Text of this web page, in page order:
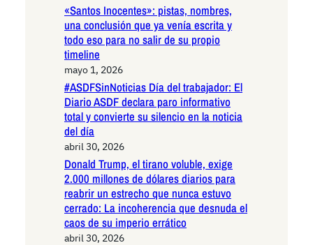
«Santos Inocentes»: pistas, nombres,
una conclusión que ya venía escrita y
todo eso para no salir de su propio
timeline
mayo 1, 2026
#ASDFSinNoticias Día del trabajador: El
Diario ASDF declara paro informativo
total y convierte su silencio en la noticia
del día
abril 30, 2026
Donald Trump, el tirano voluble, exige
2.000 millones de dólares diarios para
reabrir un estrecho que nunca estuvo
cerrado: La incoherencia que desnuda el
caos de su imperio errático
abril 30, 2026